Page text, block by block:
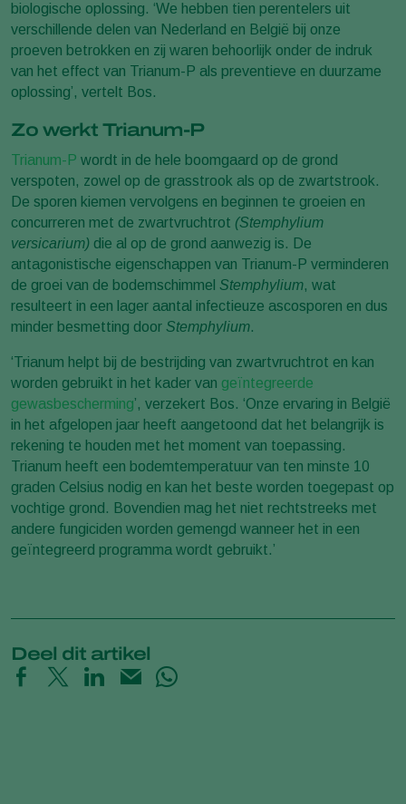
biologische oplossing. ‘We hebben tien perentelers uit
verschillende delen van Nederland en België bij onze
proeven betrokken en zij waren behoorlijk onder de indruk
van het effect van Trianum-P als preventieve en duurzame
oplossing’, vertelt Bos.
Zo werkt Trianum-P
Trianum-P wordt in de hele boomgaard op de grond
verspoten, zowel op de grasstrook als op de zwartstrook.
De sporen kiemen vervolgens en beginnen te groeien en
concurreren met de zwartvruchtrot (Stemphylium
versicarium) die al op de grond aanwezig is. De
antagonistische eigenschappen van Trianum-P verminderen
de groei van de bodemschimmel Stemphylium, wat
resulteert in een lager aantal infectieuze ascosporen en dus
minder besmetting door Stemphylium.
‘Trianum helpt bij de bestrijding van zwartvruchtrot en kan
worden gebruikt in het kader van geïntegreerde
gewasbescherming’, verzekert Bos. ‘Onze ervaring in België
in het afgelopen jaar heeft aangetoond dat het belangrijk is
rekening te houden met het moment van toepassing.
Trianum heeft een bodemtemperatuur van ten minste 10
graden Celsius nodig en kan het beste worden toegepast op
vochtige grond. Bovendien mag het niet rechtstreeks met
andere fungiciden worden gemengd wanneer het in een
geïntegreerd programma wordt gebruikt.’
Deel dit artikel